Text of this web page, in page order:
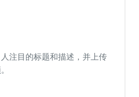
注目的标题和描述，并上传